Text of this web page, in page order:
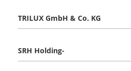
TRILUX GmbH & Co. KG
SRH Holding-